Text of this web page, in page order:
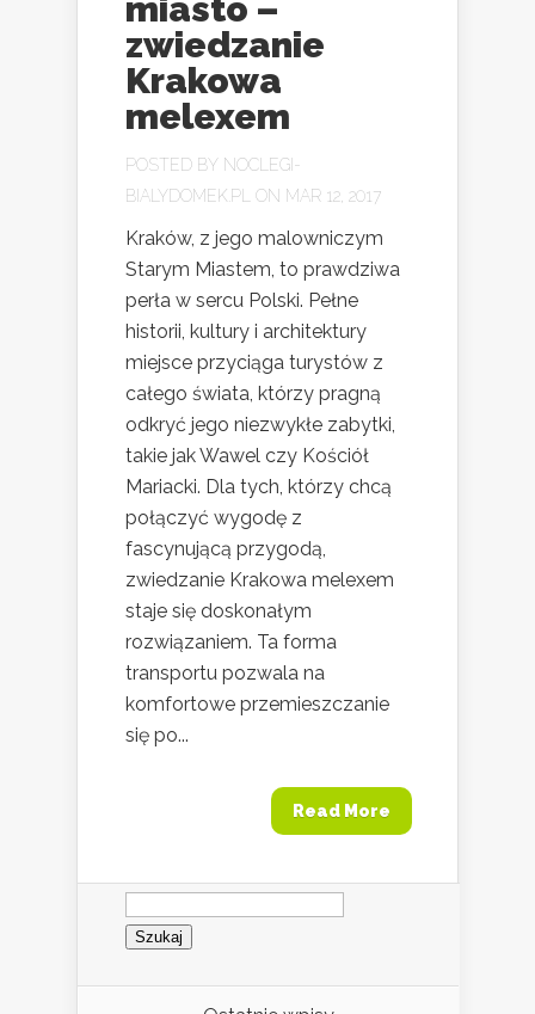
miasto –
zwiedzanie
Krakowa
melexem
POSTED BY NOCLEGI-
BIALYDOMEK.PL
ON MAR 12, 2017
Kraków, z jego malowniczym
Starym Miastem, to prawdziwa
perła w sercu Polski. Pełne
historii, kultury i architektury
miejsce przyciąga turystów z
całego świata, którzy pragną
odkryć jego niezwykłe zabytki,
takie jak Wawel czy Kościół
Mariacki. Dla tych, którzy chcą
połączyć wygodę z
fascynującą przygodą,
zwiedzanie Krakowa melexem
staje się doskonałym
rozwiązaniem. Ta forma
transportu pozwala na
komfortowe przemieszczanie
się po...
Read More
Szukaj: